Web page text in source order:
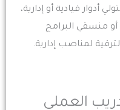
أدوار قيادية أو إدارية،
منسقي البرامج
لمناصب إدارية.
العملي